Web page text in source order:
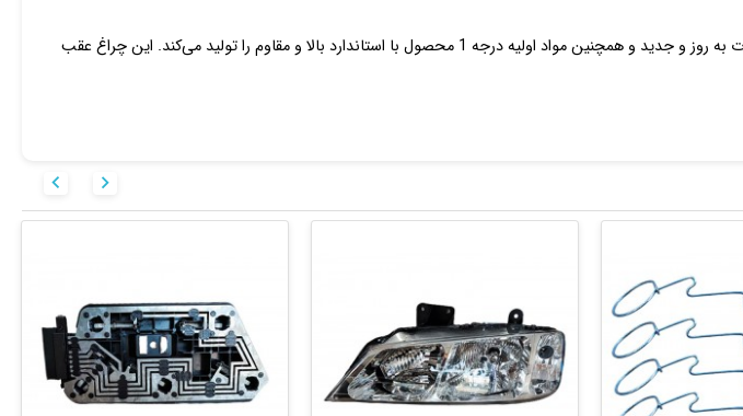
برای یک خودرو کیفیت ساخت آن است. سراج نور توس با بهره‌گیری از ماشین آلات به روز و جدید و همچنین مواد اولیه درجه 1 محصول با استاندارد بالا و مقاوم را تولید می‌کند. این چراغ عقب
 